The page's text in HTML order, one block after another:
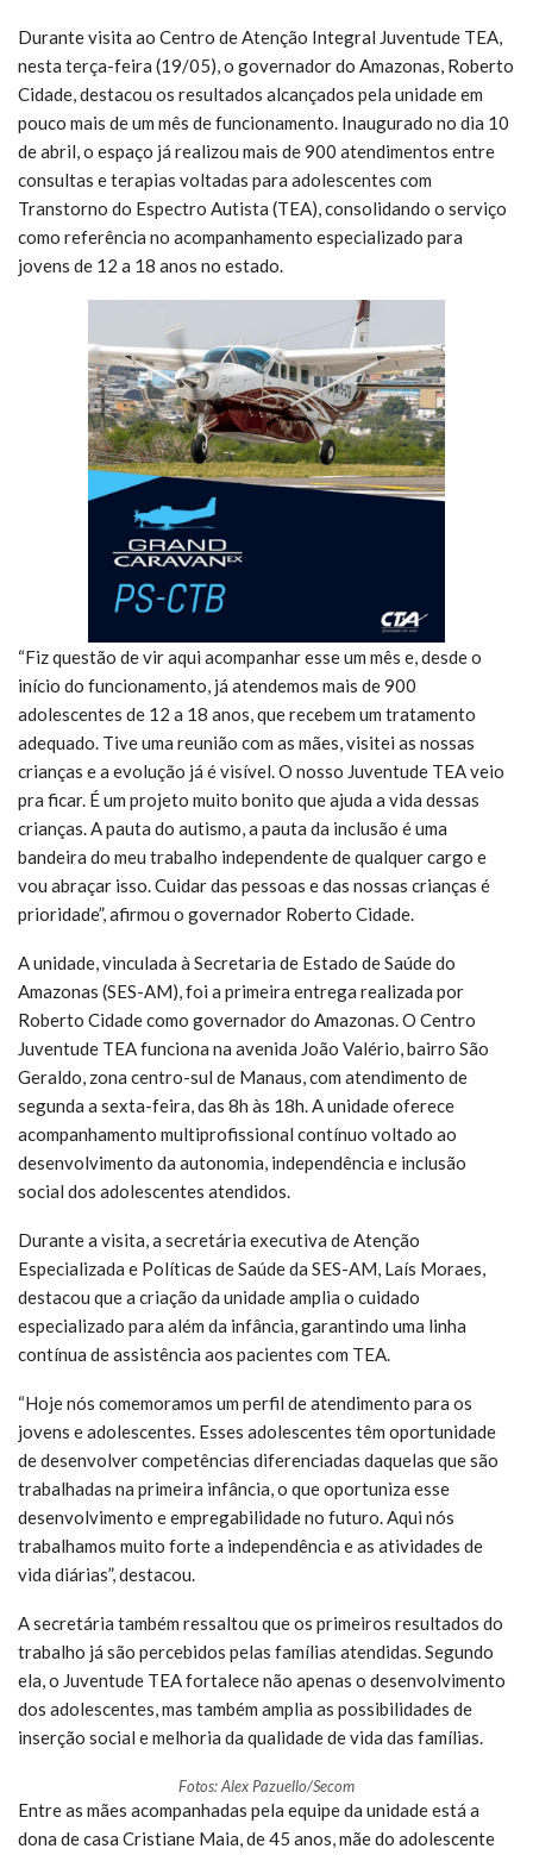
Durante visita ao Centro de Atenção Integral Juventude TEA,
nesta terça-feira (19/05), o governador do Amazonas, Roberto
Cidade, destacou os resultados alcançados pela unidade em
pouco mais de um mês de funcionamento. Inaugurado no dia 10
de abril, o espaço já realizou mais de 900 atendimentos entre
consultas e terapias voltadas para adolescentes com
Transtorno do Espectro Autista (TEA), consolidando o serviço
como referência no acompanhamento especializado para
jovens de 12 a 18 anos no estado.
“Fiz questão de vir aqui acompanhar esse um mês e, desde o
início do funcionamento, já atendemos mais de 900
adolescentes de 12 a 18 anos, que recebem um tratamento
adequado. Tive uma reunião com as mães, visitei as nossas
crianças e a evolução já é visível. O nosso Juventude TEA veio
pra ficar. É um projeto muito bonito que ajuda a vida dessas
crianças. A pauta do autismo, a pauta da inclusão é uma
bandeira do meu trabalho independente de qualquer cargo e
vou abraçar isso. Cuidar das pessoas e das nossas crianças é
prioridade”, afirmou o governador Roberto Cidade.
A unidade, vinculada à Secretaria de Estado de Saúde do
Amazonas (SES-AM), foi a primeira entrega realizada por
Roberto Cidade como governador do Amazonas. O Centro
Juventude TEA funciona na avenida João Valério, bairro São
Geraldo, zona centro-sul de Manaus, com atendimento de
segunda a sexta-feira, das 8h às 18h. A unidade oferece
acompanhamento multiprofissional contínuo voltado ao
desenvolvimento da autonomia, independência e inclusão
social dos adolescentes atendidos.
Durante a visita, a secretária executiva de Atenção
Especializada e Políticas de Saúde da SES-AM, Laís Moraes,
destacou que a criação da unidade amplia o cuidado
especializado para além da infância, garantindo uma linha
contínua de assistência aos pacientes com TEA.
“Hoje nós comemoramos um perfil de atendimento para os
jovens e adolescentes. Esses adolescentes têm oportunidade
de desenvolver competências diferenciadas daquelas que são
trabalhadas na primeira infância, o que oportuniza esse
desenvolvimento e empregabilidade no futuro. Aqui nós
trabalhamos muito forte a independência e as atividades de
vida diárias”, destacou.
A secretária também ressaltou que os primeiros resultados do
trabalho já são percebidos pelas famílias atendidas. Segundo
ela, o Juventude TEA fortalece não apenas o desenvolvimento
dos adolescentes, mas também amplia as possibilidades de
inserção social e melhoria da qualidade de vida das famílias.
Fotos: Alex Pazuello/Secom
Entre as mães acompanhadas pela equipe da unidade está a
dona de casa Cristiane Maia, de 45 anos, mãe do adolescente